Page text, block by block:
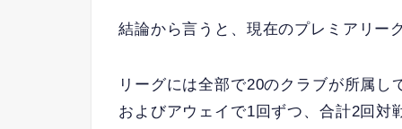
結論から言うと、現在のプレミアリー
リーグには全部で20のクラブが所属
およびアウェイで1回ずつ、合計2回